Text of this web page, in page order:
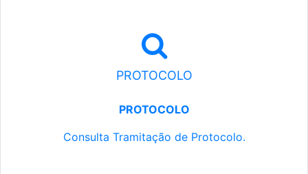
PROTOCOLO
PROTOCOLO
Consulta Tramitação de Protocolo.